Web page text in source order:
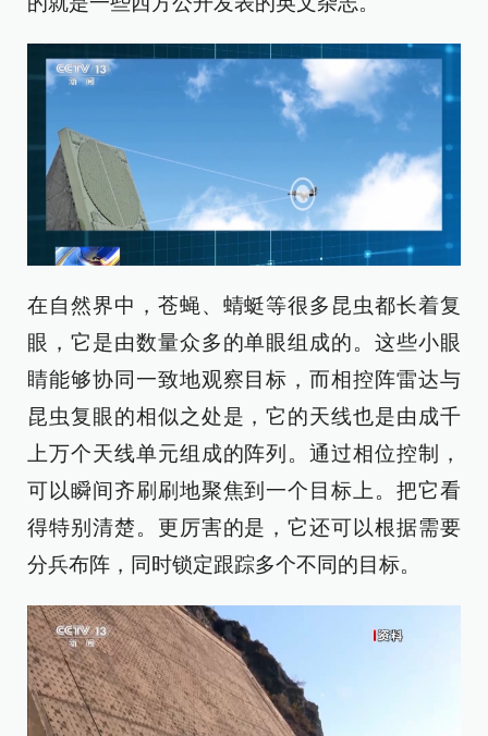
在自然界中，苍蝇、蜻蜓等很多昆虫都长着复
眼，它是由数量众多的单眼组成的。这些小眼
睛能够协同一致地观察目标，而相控阵雷达与
昆虫复眼的相似之处是，它的天线也是由成千
上万个天线单元组成的阵列。通过相位控制，
可以瞬间齐刷刷地聚焦到一个目标上。把它看
得特别清楚。更厉害的是，它还可以根据需要
分兵布阵，同时锁定跟踪多个不同的目标。